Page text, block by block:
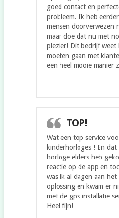
goed contact en
probleem. Ik heb
mensen doorverwezen
maar doe dat nu met
plezier! Dit bedrijf weet
moeten gaan met
een heel mooie manier
TOP!
Wat een top service
kinderhorloges ! En
horloge elders heb
reactie op de app en
was ik al dagen aan het
oplossing en kwam er
met de gps installatie
Heel fijn!